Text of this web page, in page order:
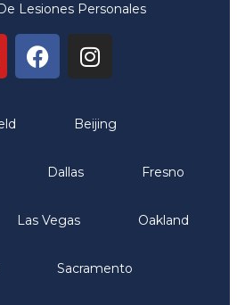
Lesiones Personales
Beijing
Dallas Fresno
Las Vegas Oakland
Sacramento